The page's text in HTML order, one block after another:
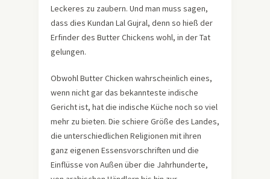
Leckeres zu zaubern. Und man muss sagen,
dass dies Kundan Lal Gujral, denn so hieß der
Erfinder des Butter Chickens wohl, in der Tat
gelungen.
Obwohl Butter Chicken wahrscheinlich eines,
wenn nicht gar das bekannteste indische
Gericht ist, hat die indische Küche noch so viel
mehr zu bieten. Die schiere Größe des Landes,
die unterschiedlichen Religionen mit ihren
ganz eigenen Essensvorschriften und die
Einflüsse von Außen über die Jahrhunderte,